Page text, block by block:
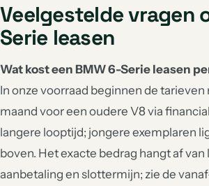
Veelgestelde vragen
Serie leasen
Wat kost een BMW 6-Serie leasen
In onze voorraad beginnen de
maand voor een oudere V8 via
langere looptijd; jongere exemplaren
boven. Het exacte bedrag hangt af van
aanbetaling en slottermijn; zie de